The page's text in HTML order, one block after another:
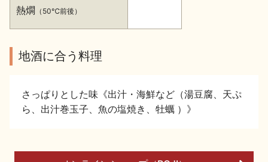
地酒蔵元会WEB展示会 地酒蔵元会利酒会
熱燗 （50℃前後）
地酒に合う料理
さっぱりとした味《出汁・海鮮など（湯豆腐、天ぷ
ら、出汁巻玉子、魚の塩焼き、牡蠣 ）》